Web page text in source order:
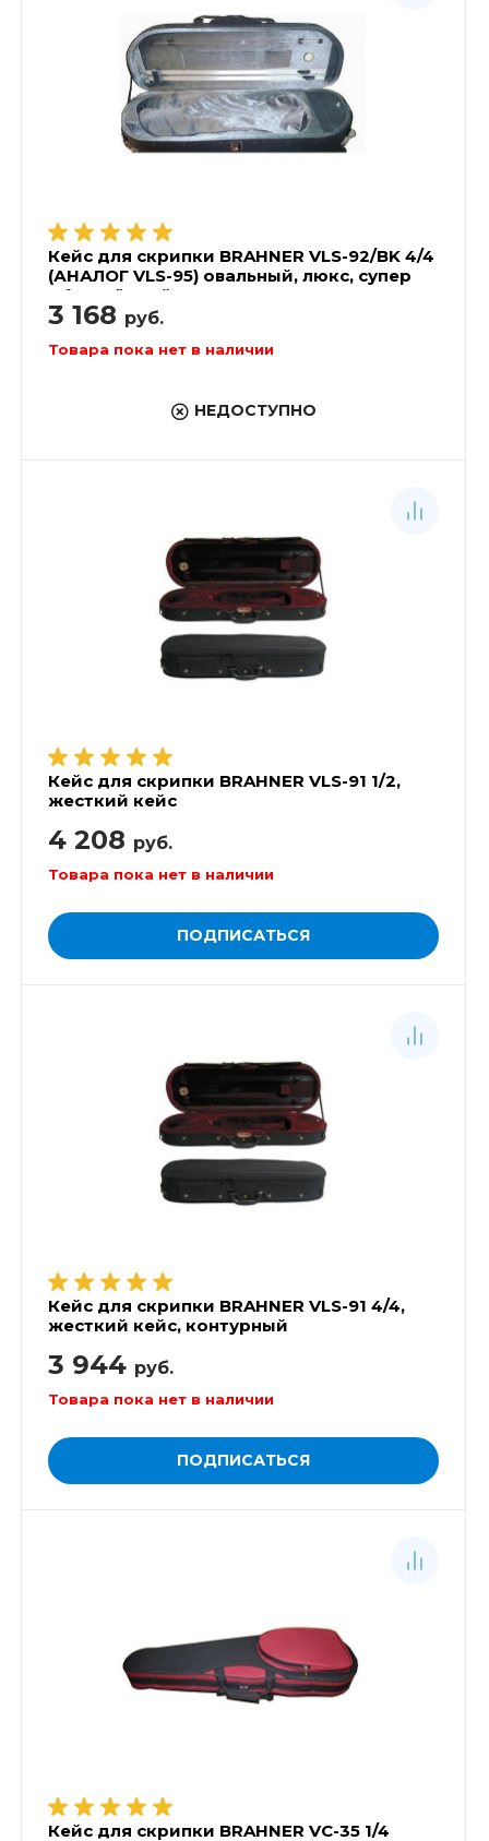
Кейс для скрипки BRAHNER VLS-92/BK 4/4
(АНАЛОГ VLS-95) овальный, люкс, супер
облегчённый
3 168 руб.
Товара пока нет в наличии
НЕДОСТУПНО
Кейс для скрипки BRAHNER VLS-91 1/2,
жесткий кейс
4 208 руб.
Товара пока нет в наличии
ПОДПИСАТЬСЯ
Кейс для скрипки BRAHNER VLS-91 4/4,
жесткий кейс, контурный
3 944 руб.
Товара пока нет в наличии
ПОДПИСАТЬСЯ
Кейс для скрипки BRAHNER VC-35 1/4